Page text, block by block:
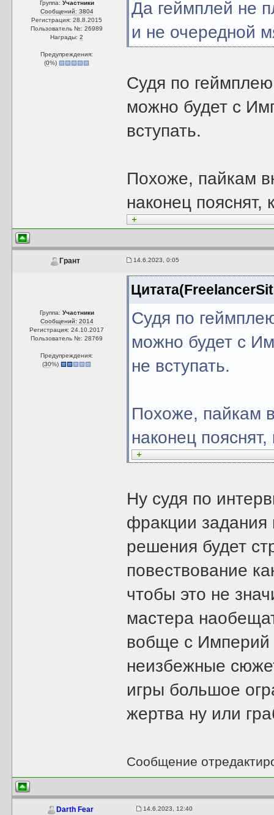
Группа: Участники
Сообщений: 3804
Регистрация: 28.8.2015
Пользователь №: 26989
Награды:2
Предупреждения:
(0%)
Да геймплей не
и не очередной
Судя по
можно будет с
вступать.
Похоже, пайкам
наконец пояснят,
Грант 14.6.2023, 0:05
Группа: Участники
Сообщений: 2014
Регистрация: 24.10.2017
Пользователь №: 28769
Предупреждения:
(30%)
Судя по
можно будет с
не вступать.
Похоже, пайкам
наконец
Ну судя по
фракции задания
решения будет
повествование
чтобы это не
мастера
вобще с Империй
неизбежные
игры большое
жертва ну или
Сообщение
Darth Fear 14.6.2023, 12:40